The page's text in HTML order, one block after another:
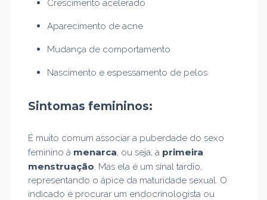
Crescimento acelerado
Aparecimento de acne
Mudança de comportamento
Nascimento e espessamento de pelos
Sintomas femininos:
É muito comum associar a puberdade do sexo
feminino à menarca, ou seja, aprimeira
menstruação. Mas ela é um sinal tardio,
representando o ápice da maturidade sexual. O
indicado é procurar um endocrinologista ou